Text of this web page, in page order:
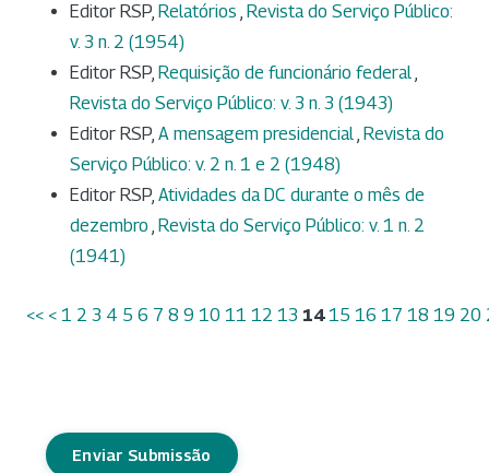
Editor RSP, Relatórios , Revista do Serviço Público:
v. 3 n. 2 (1954)
Editor RSP, Requisição de funcionário federal,
Revista do Serviço Público: v. 3 n. 3 (1943)
Editor RSP, A mensagem presidencial, Revista do
Serviço Público: v. 2 n. 1 e 2 (1948)
Editor RSP, Atividades da DC durante o mês de
dezembro , Revista do Serviço Público: v. 1 n. 2
(1941)
<< < 1 2 3 4 5 6 7 8 9 10 11 12 13 14 15 16 17 18 19 20
Enviar Submissão